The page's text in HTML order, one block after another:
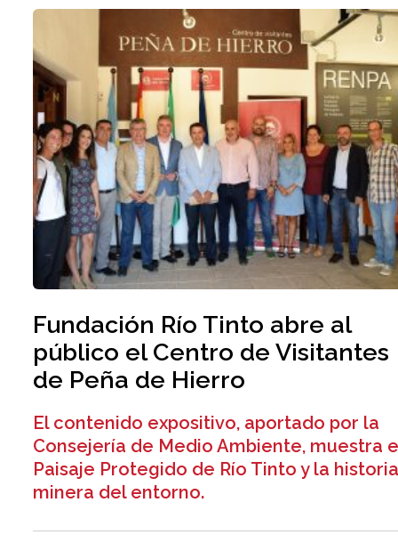
Fundación Río Tinto abre al
público el Centro de Visitantes
de Peña de Hierro
El contenido expositivo, aportado por la
Consejería de Medio Ambiente, muestra
Paisaje Protegido de Río Tinto y la
minera del entorno.